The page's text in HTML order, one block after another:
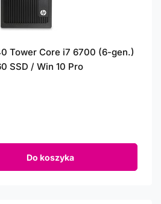
Tower Core i7 6700 (6-gen.)
SSD / Win 10 Pro
Do koszyka